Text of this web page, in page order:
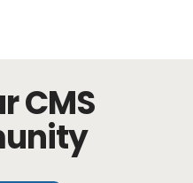
CMS